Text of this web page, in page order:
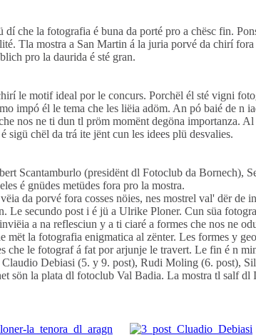
che la fotografia é buna da porté pro a chësc fin.
Tla mostra a San Martin á la juria porvé da chirí
pro la daurida é sté gran.
le motif ideal por le concurs. Porchël él sté vigni
impó él le tema che les liëia adöm. An pó baié de n
nos ne ti dun tl pröm momënt degöna importanza.
chël da trá ite jënt cun les idees plü desvalies.
Scantamburlo (presidënt dl Fotoclub da
é gnüdes metüdes fora pro la mostra.
da porvé fora cosses nöies, nes mostrel val' dër de
secundo post i é jü a Ulrike Ploner. Cun süa
a na reflesciun y a ti ciaré a formes che nos ne
la fotografia enigmatica al zënter. Les formes y
che le fotograf á fat por arjunje le travert. Le fin é n
Debiasi (5. y 9. post), Rudi Moling (6. post),
sön la plata dl fotoclub Val Badia. La mostra tl salf